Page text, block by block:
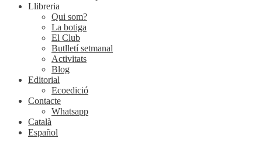
Llibreria
Qui som?
La botiga
El Club
Butlletí setmanal
Activitats
Blog
Editorial
Ecoedició
Contacte
Whatsapp
Català
Español